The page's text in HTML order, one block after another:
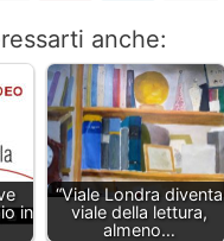
anche:
in
“Viale Londra diventa
viale della lettura,
almeno…